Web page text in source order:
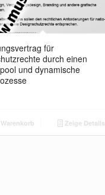
für
durch einen
und dynamische
Zeige Details